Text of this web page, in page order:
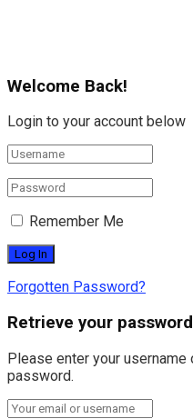
Welcome Back!
Login to your account below
Remember Me
Forgotten Password?
Retrieve your password
Please enter your
password.